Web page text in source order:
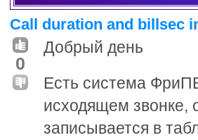
Call duration and billsec
0
Добрый день
Есть система
исходящем звонке,
записывается в